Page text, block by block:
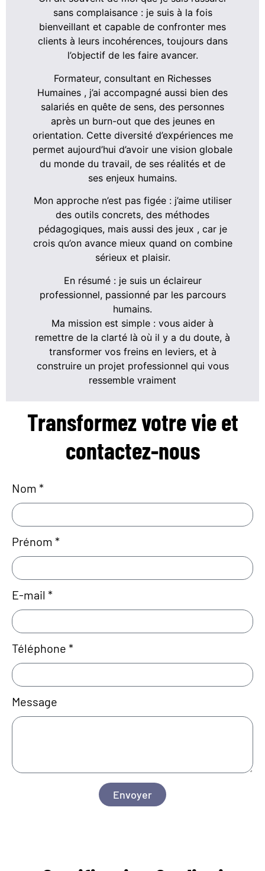
Transformez votre vieet
contactez-nous
Nom *
Prénom *
E-mail *
Téléphone *
Message
Envoyer
sans complaisance : je suis à la fois
bienveillant et capable de confronter mes
clients à leurs incohérences, toujours dans
l’objectif de les faire avancer.
Formateur, consultant en Richesses
Humaines , j’ai accompagné aussi bien des
salariés en quête de sens, des personnes
après un burn-out que des jeunes en
orientation. Cette diversité d’expériences me
permet aujourd’hui d’avoir une vision globale
du monde du travail, de ses réalités et de
ses enjeux humains.
Mon approche n’est pas figée : j’aime utiliser
des outils concrets, des méthodes
pédagogiques, mais aussi des jeux , car je
crois qu’on avance mieux quand on combine
sérieux et plaisir.
En résumé : je suis un éclaireur
professionnel, passionné par les parcours
humains.
Ma mission est simple : vous aider à
remettre de la clarté là où il y a du doute, à
transformer vos freins en leviers, et à
construire un projet professionnel qui vous
ressemble vraiment